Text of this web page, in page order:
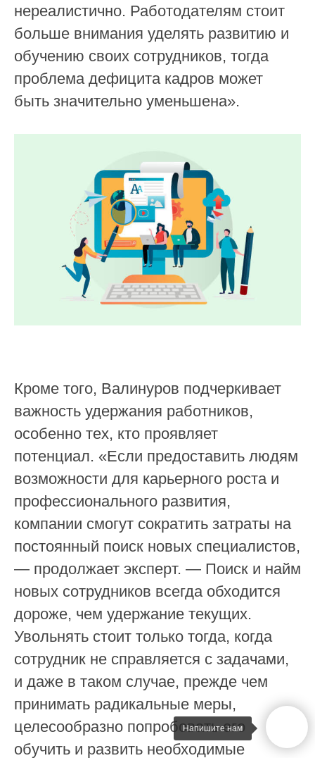
нереалистично. Работодателям стоит
больше внимания уделять развитию и
обучению своих сотрудников, тогда
проблема дефицита кадров может
быть значительно уменьшена».
Кроме того, Валинуров подчеркивает
важность удержания работников,
особенно тех, кто проявляет
потенциал. «Если предоставить людям
возможности для карьерного роста и
профессионального развития,
компании смогут сократить затраты на
постоянный поиск новых специалистов,
— продолжает эксперт. — Поиск и найм
новых сотрудников всегда обходится
дороже, чем удержание текущих.
Увольнять стоит только тогда, когда
сотрудник не справляется с задачами,
и даже в таком случае, прежде чем
принимать радикальные меры,
целесообразно попробовать его
обучить и развить необходимые
Сервисы самообслуживания
КЭДО
База знаний
Информирование
Опросы
Аналитика и отчёты
© 2017-2025 ООО «Дэвикон»
Решения
Конструктор чат-ботов
Гайд по платформе
Политика конфиденциальности
Служба поддержки:
support@personik.com
Для сотрудничества:hello@personik.com
Напишите нам